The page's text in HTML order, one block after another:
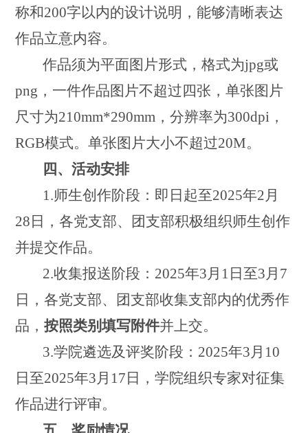
称和200字以内的设计说明，能够清晰表达
作品立意内容。
作品须为平面图片形式，格式为jpg或
png，一件作品图片不超过四张，单张图片
尺寸为210mm*290mm，分辨率为300dpi，
RGB模式。单张图片大小不超过20M。
四、活动安排
1.师生创作阶段：即日起至2025年2月
28日，各党支部、团支部积极组织师生创作
并提交作品。
2.收集报送阶段： 2025年3月1日至3月7
日，各党支部、团支部收集支部内的优秀作
品，按照类别填写附件并上交。
3.学院遴选及评奖阶段： 2025年3月10
日至2025年3月17日，学院组织专家对征集
作品进行评审。